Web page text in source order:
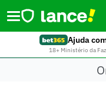
Ajuda
18+ Ministério da